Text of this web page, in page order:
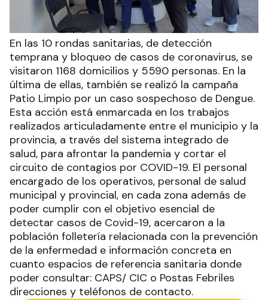
En las 10 rondas sanitarias, de detección
temprana y bloqueo de casos de coronavirus, se
visitaron 1168 domicilios y 5590 personas. En la
última de ellas, también se realizó la campaña
Patio Limpio por un caso sospechoso de Dengue.
Esta acción está enmarcada en los trabajos
realizados articuladamente entre el municipio y la
provincia, a través del sistema integrado de
salud, para afrontar la pandemia y cortar el
circuito de contagios por COVID-19. El personal
encargado de los operativos, personal de salud
municipal y provincial, en cada zona además de
poder cumplir con el objetivo esencial de
detectar casos de Covid-19, acercaron a la
población folletería relacionada con la prevención
de la enfermedad e información concreta en
cuanto espacios de referencia sanitaria donde
poder consultar: CAPS/ CIC o Postas Febriles
direcciones y teléfonos de contacto.